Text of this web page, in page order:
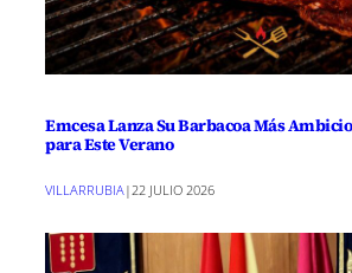
Emcesa Lanza Su Barbacoa Más
para Este Verano
VILLARRUBIA | 22 JULIO 2026